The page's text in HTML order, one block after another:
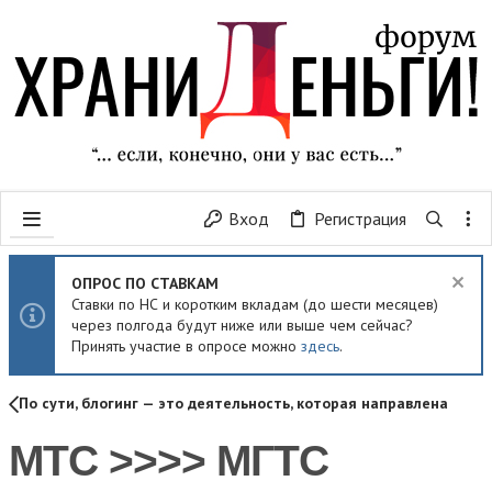
Вход Регистрация
ОПРОС ПО СТАВКАМ
Ставки по НС и коротким вкладам (до шести месяцев)
через полгода будут ниже или выше чем сейчас?
Принять участие в опросе можно здесь.
По сути, блогинг — это деятельность, которая направлена на
МТС >>>> МГТС